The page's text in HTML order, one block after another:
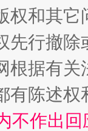
权和其它
先行撤
根据有
有陈述
不作出